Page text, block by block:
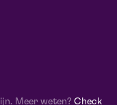
Meer weten? Check